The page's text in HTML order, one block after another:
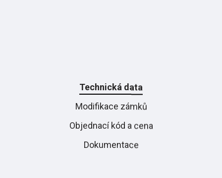
Technická data
Modifikace zámků
Objednací kód a cena
Dokumentace